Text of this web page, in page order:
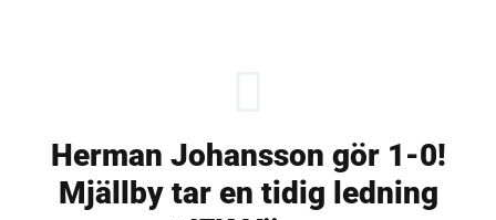
Herman Johansson gör 1-0!
Mjällby tar en tidig ledning